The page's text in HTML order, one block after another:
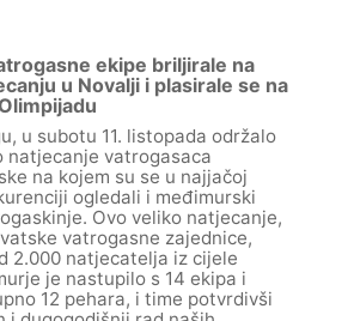
ekipe briljirale na
u Novalji i plasirale se na
u subotu 11. listopada održalo
natjecanje vatrogasaca
na kojem su se u najjačoj
ogledali i međimurski
Ovo veliko natjecanje,
vatrogasne zajednice,
2.000 natjecatelja iz cijele
je nastupilo s 14 ekipa i
12 pehara, i time potvrdivši